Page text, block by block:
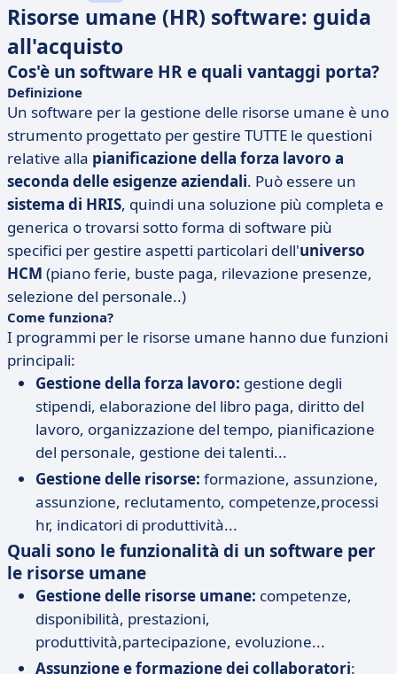
Risorse umane (HR) software: guida
all'acquisto
Cos'è un software HR e quali vantaggi porta?
Definizione
Un software per la gestione delle risorse umane è uno
strumento progettato per gestire TUTTE le questioni
relative alla pianificazione della forza lavoro a
seconda delle esigenze aziendali. Può essere un
sistema di HRIS, quindi una soluzione più completa e
generica o trovarsi sotto forma di software più
specifici per gestire aspetti particolari dell'universo
HCM (piano ferie, buste paga, rilevazione presenze,
selezione del personale..)
Come funziona?
I programmi per le risorse umane hanno due funzioni
principali:
Gestione della forza lavoro: gestione degli
stipendi, elaborazione del libro paga, diritto del
lavoro, organizzazione del tempo, pianificazione
del personale, gestione dei talenti...
Gestione delle risorse: formazione, assunzione,
assunzione, reclutamento, competenze,processi
hr, indicatori di produttività...
Quali sono le funzionalità di un software per
le risorse umane
Gestione delle risorse umane: competenze,
disponibilità, prestazioni,
produttività,partecipazione, evoluzione...
Assunzione e formazione dei collaboratori: